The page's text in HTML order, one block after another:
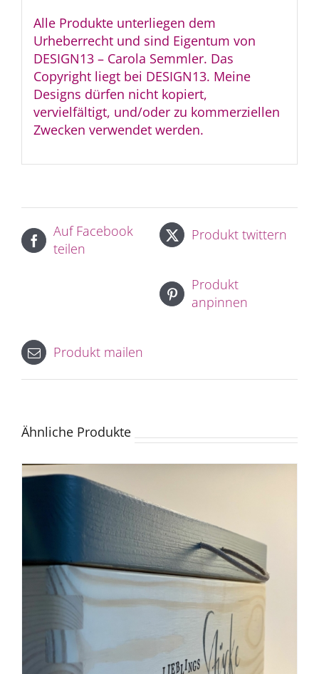
Alle Produkte unterliegen dem
Urheberrecht und sind Eigentum von
DESIGN13 – Carola Semmler. Das
Copyright liegt bei DESIGN13. Meine
Designs dürfen nicht kopiert,
vervielfältigt, und/oder zu kommerziellen
Zwecken verwendet werden.
Auf Facebook
teilen
Produkt twittern
Produkt
anpinnen
Produkt mailen
Ähnliche Produkte